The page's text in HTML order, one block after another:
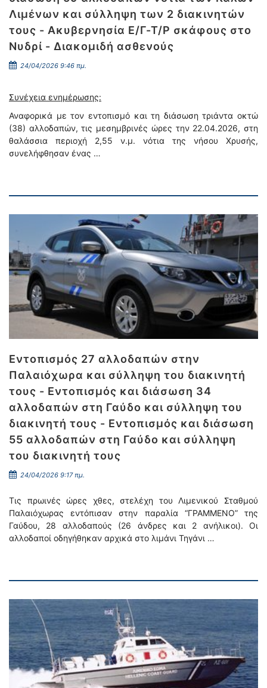
Λιμένων και σύλληψη των 2 διακινητών
τους - Ακυβερνησία Ε/Γ-Τ/Ρ σκάφους στο
Νυδρί - Διακομιδή ασθενούς
24/04/2026 9:46 πμ.
Συνέχεια ενημέρωσης:
Αναφορικά με τον εντοπισμό και τη διάσωση τριάντα οκτώ
(38) αλλοδαπών, τις μεσημβρινές ώρες την 22.04.2026, στη
θαλάσσια περιοχή 2,55 ν.μ. νότια της νήσου Χρυσής,
συνελήφθησαν ένας …
Εντοπισμός 27 αλλοδαπών στην
Παλαιόχωρα και σύλληψη του διακινητή
τους - Εντοπισμός και διάσωση 34
αλλοδαπών στη Γαύδο και σύλληψη του
διακινητή τους - Εντοπισμός και διάσωση
55 αλλοδαπών στη Γαύδο και σύλληψη
του διακινητή τους
24/04/2026 9:17 πμ.
Τις πρωινές ώρες χθες, στελέχη του Λιμενικού Σταθμού
Παλαιόχωρας εντόπισαν στην παραλία “ΓΡΑΜΜΕΝΟ” της
Γαύδου, 28 αλλοδαπούς (26 άνδρες και 2 ανήλικοι). Οι
αλλοδαποί οδηγήθηκαν αρχικά στο λιμάνι Τηγάνι …